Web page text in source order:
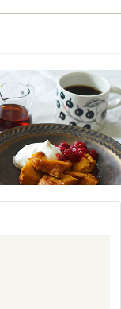
閉じる